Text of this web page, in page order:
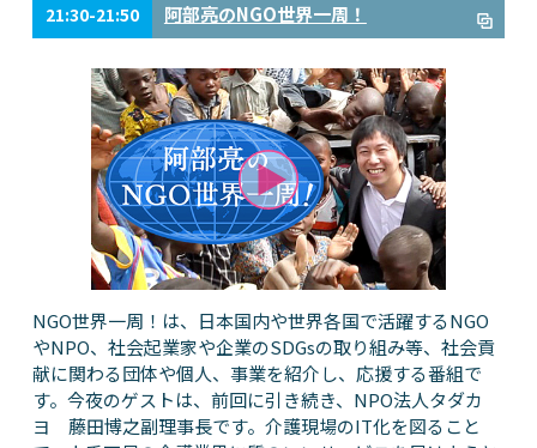
21:30-21:50 阿部亮のNGO世界一周！
NGO世界一周！は、日本国内や世界各国で活躍するNGO
やNPO、社会起業家や企業のSDGsの取り組み等、社会貢
献に関わる団体や個人、事業を紹介し、応援する番組で
す。今夜のゲストは、前回に引き続き、NPO法人タダカ
ヨ 藤田博之副理事長です。介護現場のIT化を図ること